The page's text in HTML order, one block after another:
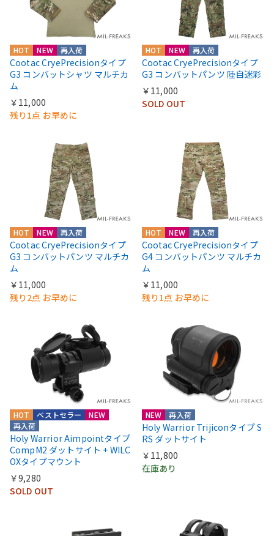
HOT NEW 再入荷
Cootac CryePrecisionタイプ
G3 コンバットシャツ マルチカ
ム
￥11,000
残り1点 お早めに
HOT NEW 再入荷
Cootac CryePrecisionタイプ
G3 コンバットパンツ 陸自迷彩
￥11,000
SOLD OUT
HOT NEW 再入荷
Cootac CryePrecisionタイプ
G3 コンバットパンツ マルチカ
ム
￥11,000
残り2点 お早めに
HOT NEW 再入荷
Cootac CryePrecisionタイプ
G4 コンバットパンツ マルチカ
ム
￥11,000
残り1点 お早めに
HOT
NEW
再入荷
ベストセラー
Holy Warrior Aimpointタイプ
CompM2 ダットサイト + WILC
OXタイプマウント
￥9,280
SOLD OUT
NEW 再入荷
Holy Warrior Trijiconタイプ S
RS ダットサイト
￥11,800
在庫あり